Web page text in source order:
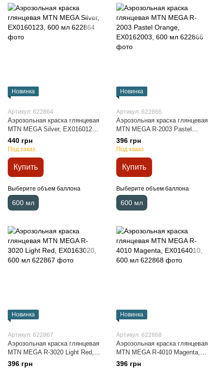
Новинка
Артикул: 622864
Аэрозольная краска глянцевая
MTN MEGA Silver, EX0160123,
600 мл
440 грн
Под заказ
Купить
Выберите объем баллона
600 мл
Новинка
Артикул: 622866
Аэрозольная краска глянцевая
MTN MEGA R-2003 Pastel
Orange, EX0162003, 600 мл
396 грн
Под заказ
Купить
Выберите объем баллона
600 мл
Новинка
Артикул: 622867
Аэрозольная краска глянцевая
MTN MEGA R-3020 Light Red,
EX0163020, 600 мл
396 грн
Новинка
Артикул: 622868
Аэрозольная краска глянцевая
MTN MEGA R-4010 Magenta,
EX0164010, 600 мл
396 грн